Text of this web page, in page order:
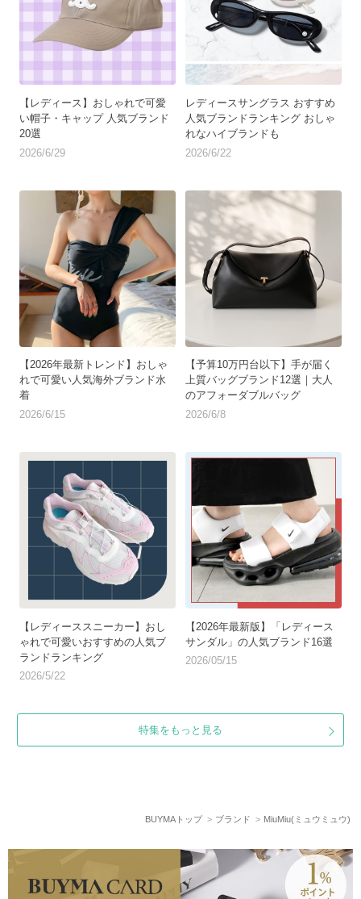
【レディース】おしゃれで可愛
い帽子・キャップ 人気ブランド
20選
2026/6/29
レディースサングラス おすすめ
人気ブランドランキング おしゃ
れなハイブランドも
2026/6/22
【2026年最新トレンド】おしゃ
れで可愛い人気海外ブランド水
着
2026/6/15
【予算10万円台以下】手が届く
上質バッグブランド12選｜大人
のアフォーダブルバッグ
2026/6/8
【レディーススニーカー】おし
ゃれで可愛いおすすめの人気ブ
ランドランキング
2026/5/22
【2026年最新版】「レディース
サンダル」の人気ブランド16選
2026/05/15
特集をもっと見る
BUYMAトップ ブランド MiuMiu(ミュウミュウ)